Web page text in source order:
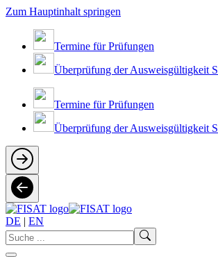
Zum Hauptinhalt springen
Termine für Prüfungen
Überprüfung der Ausweisgültigkeit
Termine für Prüfungen
Überprüfung der Ausweisgültigkeit
DE | EN